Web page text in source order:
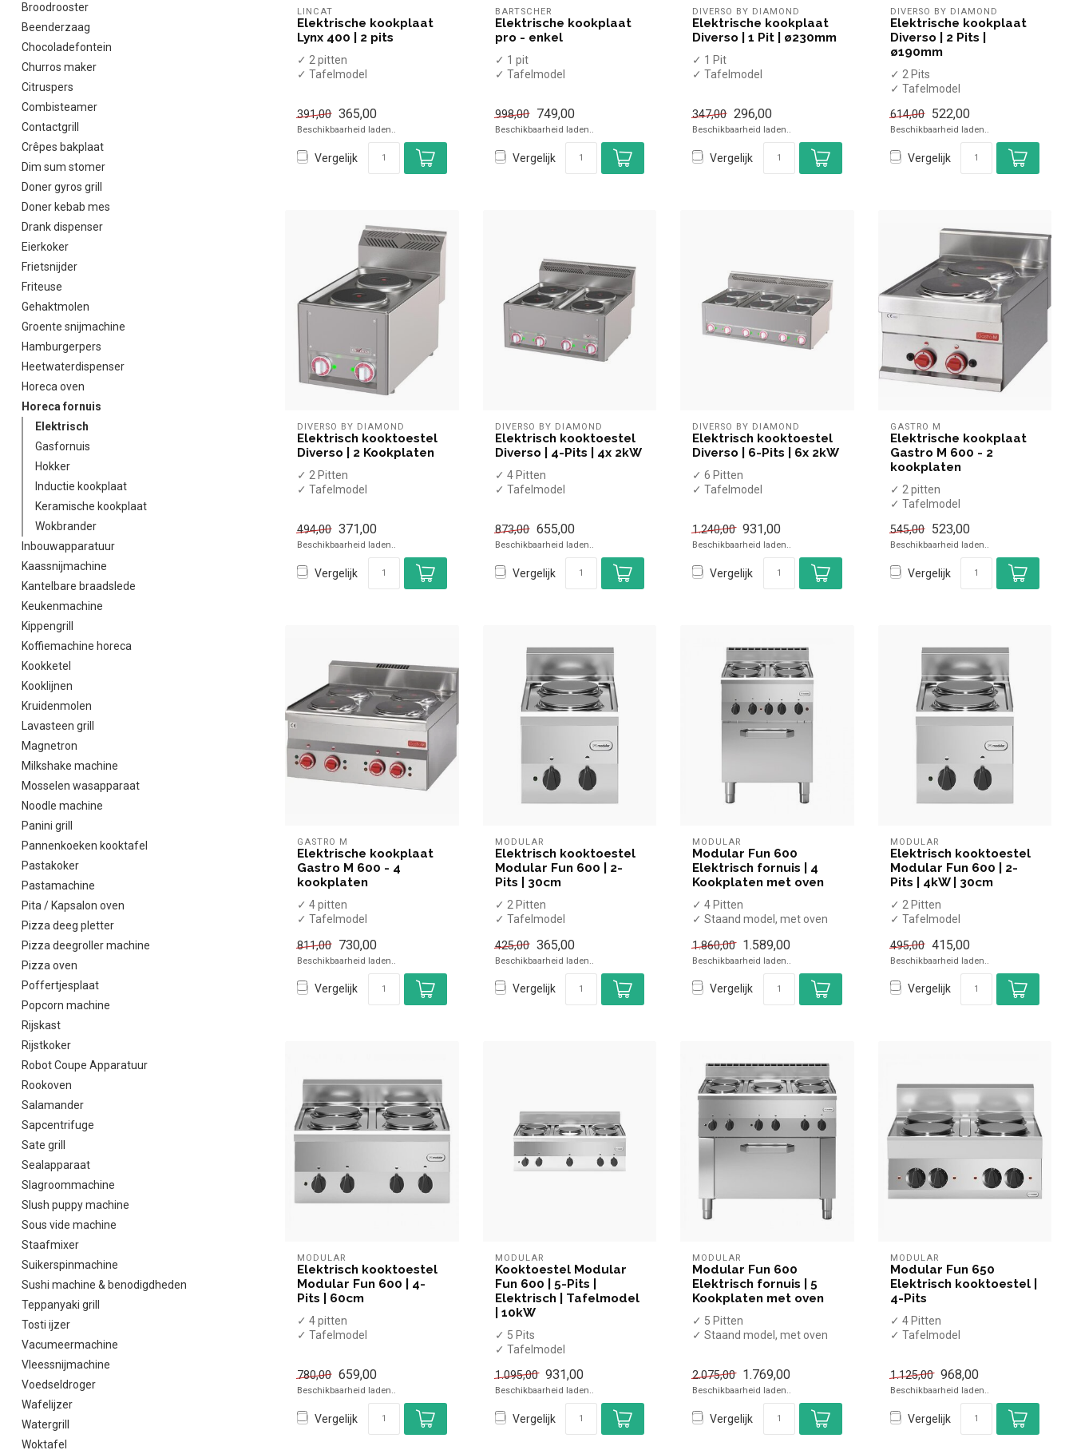
Broodrooster
Beenderzaag
Chocoladefontein
Churros maker
Citruspers
Combisteamer
Contactgrill
Crêpes bakplaat
Dim sum stomer
Doner gyros grill
Doner kebab mes
Drank dispenser
Eierkoker
Frietsnijder
Friteuse
Gehaktmolen
Groente snijmachine
Hamburgerpers
Heetwaterdispenser
Horeca oven
Horeca fornuis
Elektrisch
Gasfornuis
Hokker
Inductie kookplaat
Keramische kookplaat
Wokbrander
Inbouwapparatuur
Kaassnijmachine
Kantelbare braadslede
Keukenmachine
Kippengrill
Koffiemachine horeca
Kookketel
Kooklijnen
Kruidenmolen
Lavasteen grill
Magnetron
Milkshake machine
Mosselen wasapparaat
Noodle machine
Panini grill
Pannenkoeken kooktafel
Pastakoker
Pastamachine
Pita / Kapsalon oven
Pizza deeg pletter
Pizza deegroller machine
Pizza oven
Poffertjesplaat
Popcorn machine
Rijskast
Rijstkoker
Robot Coupe Apparatuur
Rookoven
Salamander
Sapcentrifuge
Sate grill
Sealapparaat
Slagroommachine
Slush puppy machine
Sous vide machine
Staafmixer
Suikerspinmachine
Sushi machine & benodigdheden
Teppanyaki grill
Tosti ijzer
Vacumeermachine
Vleessnijmachine
Voedseldroger
Wafelijzer
Watergrill
Woktafel
LINCAT
Elektrische kookplaat
Lynx 400 | 2 pits
✓ 2 pitten
✓ Tafelmodel
391,00 365,00
Beschikbaarheid laden..
Vergelijk
BARTSCHER
Elektrische kookplaat
pro - enkel
✓ 1 pit
✓ Tafelmodel
998,00 749,00
Beschikbaarheid laden..
Vergelijk
DIVERSO BY DIAMOND
Elektrische kookplaat
Diverso | 1 Pit | ø230mm
✓ 1 Pit
✓ Tafelmodel
347,00 296,00
Beschikbaarheid laden..
Vergelijk
DIVERSO BY DIAMOND
Elektrische kookplaat
Diverso | 2 Pits |
ø190mm
✓ 2 Pits
✓ Tafelmodel
✓ 230 Volt
614,00 522,00
Beschikbaarheid laden..
Vergelijk
DIVERSO BY DIAMOND
Elektrisch kooktoestel
Diverso | 2 Kookplaten
✓ 2 Pitten
✓ Tafelmodel
494,00 371,00
Beschikbaarheid laden..
Vergelijk
DIVERSO BY DIAMOND
Elektrisch kooktoestel
Diverso | 4-Pits | 4x 2kW
✓ 4 Pitten
✓ Tafelmodel
873,00 655,00
Beschikbaarheid laden..
Vergelijk
DIVERSO BY DIAMOND
Elektrisch kooktoestel
Diverso | 6-Pits | 6x 2kW
✓ 6 Pitten
✓ Tafelmodel
1.240,00 931,00
Beschikbaarheid laden..
Vergelijk
GASTRO M
Elektrische kookplaat
Gastro M 600 - 2
kookplaten
✓ 2 pitten
✓ Tafelmodel
✓ 400 Volt
545,00 523,00
Beschikbaarheid laden..
Vergelijk
GASTRO M
Elektrische kookplaat
Gastro M 600 - 4
kookplaten
✓ 4 pitten
✓ Tafelmodel
✓ 400 Volt
811,00 730,00
Beschikbaarheid laden..
Vergelijk
MODULAR
Elektrisch kooktoestel
Modular Fun 600 | 2-
Pits | 30cm
✓ 2 Pitten
✓ Tafelmodel
✓ 230 Volt
425,00 365,00
Beschikbaarheid laden..
Vergelijk
MODULAR
Modular Fun 600
Elektrisch fornuis | 4
Kookplaten met oven
✓ 4 Pitten
✓ Staand model, met oven
✓ 400 Volt
1.860,00 1.589,00
Beschikbaarheid laden..
Vergelijk
MODULAR
Elektrisch kooktoestel
Modular Fun 600 | 2-
Pits | 4kW | 30cm
✓ 2 Pitten
✓ Tafelmodel
✓ 400 Volt
495,00 415,00
Beschikbaarheid laden..
Vergelijk
MODULAR
Elektrisch kooktoestel
Modular Fun 600 | 4-
Pits | 60cm
✓ 4 pitten
✓ Tafelmodel
780,00 659,00
Beschikbaarheid laden..
Vergelijk
MODULAR
Kooktoestel Modular
Fun 600 | 5-Pits |
Elektrisch | Tafelmodel
| 10kW
✓ 5 Pits
✓ Tafelmodel
✓ 400 Volt
1.095,00 931,00
Beschikbaarheid laden..
Vergelijk
MODULAR
Modular Fun 600
Elektrisch fornuis | 5
Kookplaten met oven
✓ 5 Pitten
✓ Staand model, met oven
2.075,00 1.769,00
Beschikbaarheid laden..
Vergelijk
MODULAR
Modular Fun 650
Elektrisch kooktoestel |
4-Pits
✓ 4 Pitten
✓ Tafelmodel
1.125,00 968,00
Beschikbaarheid laden..
Vergelijk